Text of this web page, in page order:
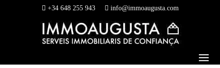
+34 648 255 943 info@immoaugusta.com